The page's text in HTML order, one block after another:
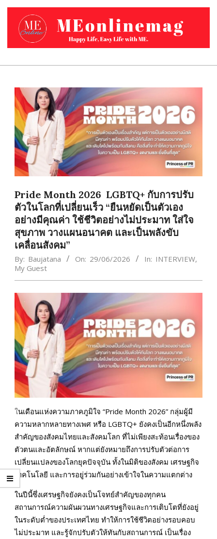
Skip
content
Primary
Pride Month 2026 LGBTQ+ กับการปรับ
ตัวในโลกที่เปลี่ยนเร็ว “ยืนหยัดเป็นตัวเอง
อย่างมีคุณค่า ใช้ชีวิตอย่างไม่ประมาท ใส่ใจ
สุขภาพ วางแผนอนาคต และเป็นพลังขับ
เคลื่อนสังคม”
By: Baujatana On: 29/06/2026 In: INTERVIEW,
My​ Guest
ในเดือนแห่งความภาคภูมิใจ “Pride Month 2026” กลุ่มผู้มี
ความหลากหลายทางเพศ หรือ LGBTQ+ ยังคงเป็นอีกหนึ่งพลัง
สำคัญของสังคมไทยและสังคมโลก ที่ไม่เพียงสะท้อนเรื่องของ
ตัวตนและอัตลักษณ์ หากแต่ยังหมายถึงการปรับตัวต่อการ
เปลี่ยนแปลงของโลกยุคปัจจุบัน ทั้งในมิติของสังคม เศรษฐกิจ
เทคโนโลยี และการอยู่ร่วมกันอย่างเข้าใจในความแตกต่าง
ในปีนี้ซึ่งเศรษฐกิจยังคงเป็นโจทย์สำคัญของทุกคน
สถานการณ์ความผันผวนทางเศรษฐกิจและการเติบโตที่ยังอยู่
ในระดับต่ำของประเทศไทย ทำให้การใช้ชีวิตอย่างรอบคอบ
ไม่ประมาท และรู้จักปรับตัวให้ทันกับสถานการณ์ เป็นเรื่อง